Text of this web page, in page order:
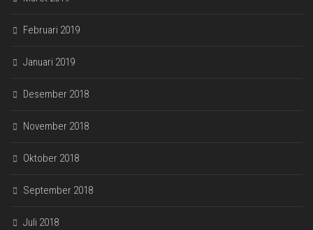
Februari 2019
Januari 2019
Desember 2018
November 2018
Oktober 2018
September 2018
Juli 2018